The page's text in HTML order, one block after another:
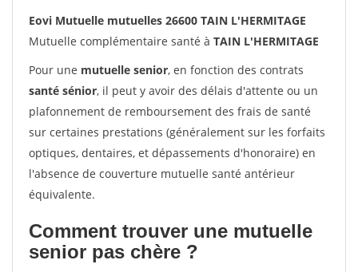
Eovi Mutuelle mutuelles 26600 TAIN L'HERMITAGE
Mutuelle complémentaire santé à TAIN L'HERMITAGE
Pour une mutuelle senior, en fonction des contrats
santé sénior, il peut y avoir des délais d'attente ou un
plafonnement de remboursement des frais de santé
sur certaines prestations (généralement sur les forfaits
optiques, dentaires, et dépassements d'honoraire) en
l'absence de couverture mutuelle santé antérieur
équivalente.
Comment trouver une mutuelle
senior pas chère ?